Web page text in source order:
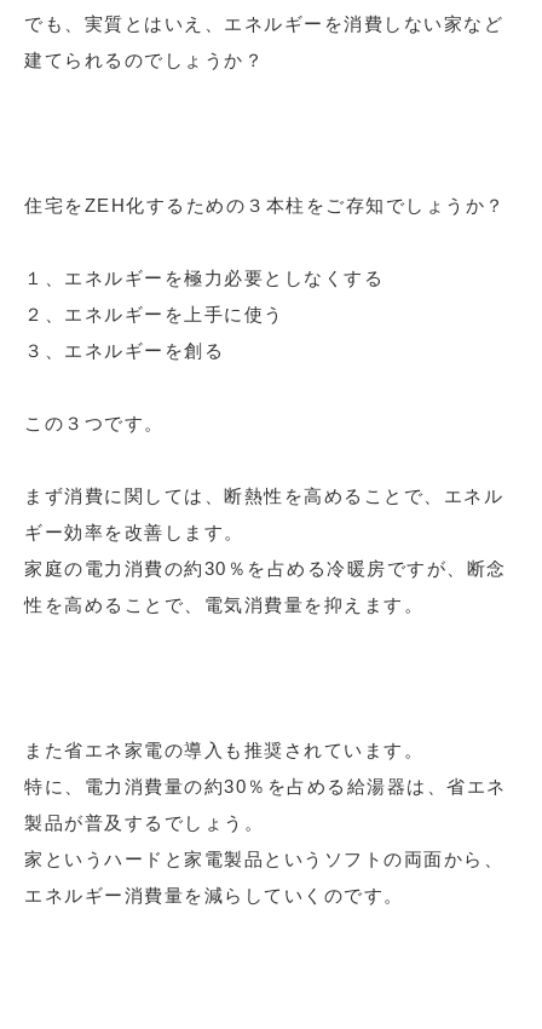
でも、実質とはいえ、エネルギーを消費しない家など
建てられるのでしょうか？
住宅をZEH化するための３本柱をご存知でしょうか？
１、エネルギーを極力必要としなくする
２、エネルギーを上手に使う
３、エネルギーを創る
この３つです。
まず消費に関しては、断熱性を高めることで、エネル
ギー効率を改善します。
家庭の電力消費の約30％を占める冷暖房ですが、断念
性を高めることで、電気消費量を抑えます。
また省エネ家電の導入も推奨されています。
特に、電力消費量の約30％を占める給湯器は、省エネ
製品が普及するでしょう。
家というハードと家電製品というソフトの両面から、
エネルギー消費量を減らしていくのです。